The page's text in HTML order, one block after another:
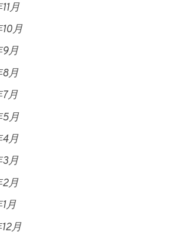
月
月
月
月
月
月
月
月
月
月
月